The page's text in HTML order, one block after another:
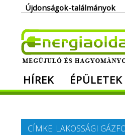
Újdonságok-találmányok
Megújuló és
HÍREK ÉPÜLETEK
CÍMKE: LAKOSSÁGI